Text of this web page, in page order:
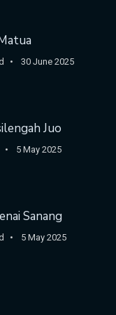
30 June 2025
Juo
5 May 2025
Sanang
5 May 2025